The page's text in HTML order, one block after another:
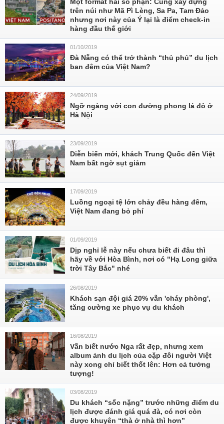
trên núi như Mã Pì Lèng, Sa Pa, Tam Đảo
nhưng nơi này của Ý lại là điểm check-in
hàng đầu thế giới
01/10/2019
Đà Nẵng có thể trở thành “thủ phủ” du lịch
ban đêm của Việt Nam?
24/09/2019
Ngỡ ngàng với con đường phong lá đỏ ở
Hà Nội
23/09/2019
Diễn biến mới, khách Trung Quốc đến Việt
Nam bất ngờ sụt giảm
17/09/2019
Luồng ngoại tệ lớn chảy đều hàng đêm,
Việt Nam đang bỏ phí
01/09/2019
Dịp nghỉ lễ này nếu chưa biết đi đâu thì
hãy về với Hòa Bình, nơi có "Hạ Long giữa
trời Tây Bắc" nhé
26/08/2019
Khách sạn đội giá 20% vẫn 'cháy phòng',
tăng cường xe phục vụ du khách
16/08/2019
Vẫn biết nước Nga rất đẹp, nhưng xem
album ảnh du lịch của cặp đôi người Việt
này xong chỉ biết thốt lên: Hơn cả tưởng
tượng!
03/08/2019
Du khách “sốc nặng” trước những điểm du
lịch được đánh giá quá đà, có nơi còn
được khuyên “thà ở nhà thì hơn”